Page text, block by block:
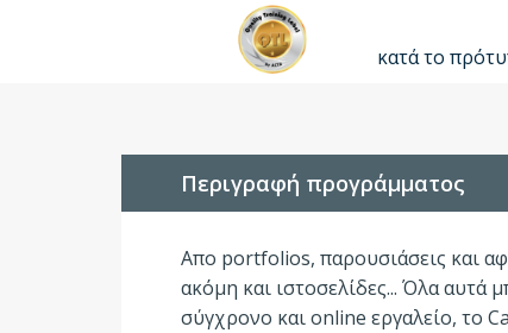
κατά το
Περιγραφή προγράμματος
Aπο portfolios, παρουσιάσεις και
ακόμη και ιστοσελίδες... Όλα αυτά
σύγχρονο και online εργαλείο, το